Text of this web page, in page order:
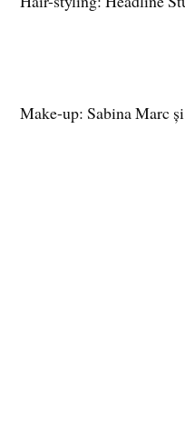
Make-up: Sabina Marc